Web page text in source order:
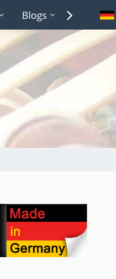
Blogs Lexikon